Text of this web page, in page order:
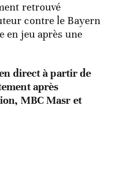
retrouvé
contre le Bayern
en jeu après une
direct à partir de
après
MBC Masr et